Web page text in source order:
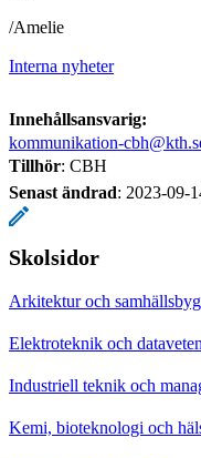
/Amelie
Interna nyheter
Innehållsansvarig:
kommunikation-
Tillhör: CBH
Senast ändrad: 2023-09-
Skolsidor
Arkitektur och
Elektroteknik och
Industriell teknik och
Kemi, bioteknologi och